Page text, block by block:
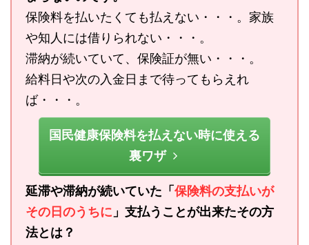
保険料を払いたくても払えない・・・。家族
や知人には借りられない・・・。
滞納が続いていて、保険証が無い・・・。
給料日や次の入金日まで待ってもらえれ
ば・・・。
国民健康保険料を払えない時に使える
裏ワザ
延滞や滞納が続いていた「保険料の支払いが
その日のうちに 」支払うことが出来たその方
法とは？